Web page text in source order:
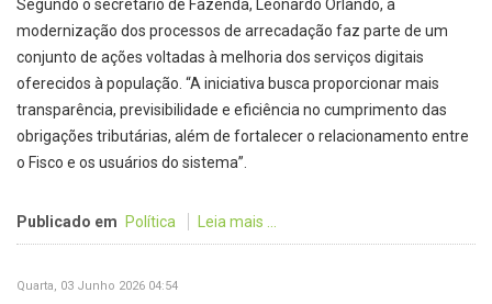
Segundo o secretário de Fazenda, Leonardo Orlando, a
modernização dos processos de arrecadação faz parte de um
conjunto de ações voltadas à melhoria dos serviços digitais
oferecidos à população. “A iniciativa busca proporcionar mais
transparência, previsibilidade e eficiência no cumprimento das
obrigações tributárias, além de fortalecer o relacionamento entre
o Fisco e os usuários do sistema”.
Publicado em Política Leia mais ...
Quarta, 03 Junho 2026 04:54